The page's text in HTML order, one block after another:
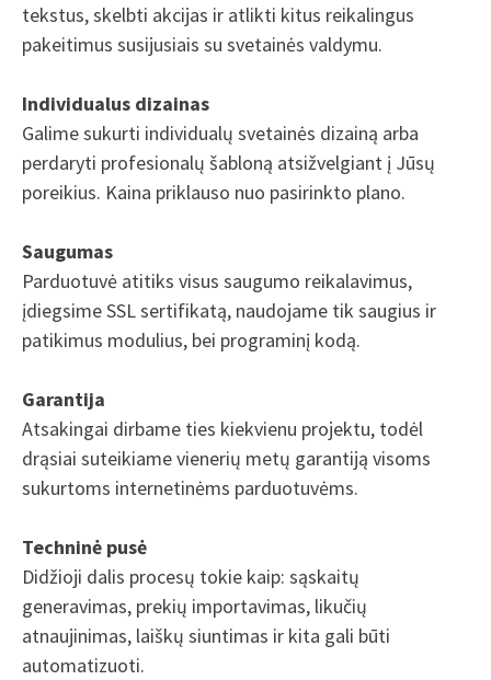
tekstus, skelbti akcijas ir atlikti kitus reikalingus
pakeitimus susijusiais su svetainės valdymu.
Individualus dizainas
Galime sukurti individualų svetainės dizainą arba
perdaryti profesionalų šabloną atsižvelgiant į Jūsų
poreikius. Kaina priklauso nuo pasirinkto plano.
Saugumas
Parduotuvė atitiks visus saugumo reikalavimus,
įdiegsime SSL sertifikatą, naudojame tik saugius ir
patikimus modulius, bei programinį kodą.
Garantija
Atsakingai dirbame ties kiekvienu projektu, todėl
drąsiai suteikiame vienerių metų garantiją visoms
sukurtoms internetinėms parduotuvėms.
Techninė pusė
Didžioji dalis procesų tokie kaip: sąskaitų
generavimas, prekių importavimas, likučių
atnaujinimas, laiškų siuntimas ir kita gali būti
automatizuoti.